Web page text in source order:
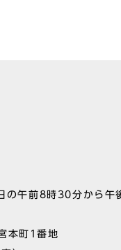
の午前8時30分から
本町1番地